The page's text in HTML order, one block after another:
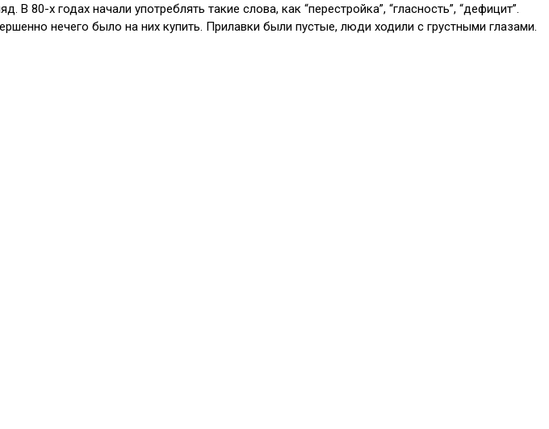
х годах начали употреблять такие слова, как “перестройка”, “гласность”, “дефицит”.
нечего было на них купить. Прилавки были пустые, люди ходили с грустными глазами.